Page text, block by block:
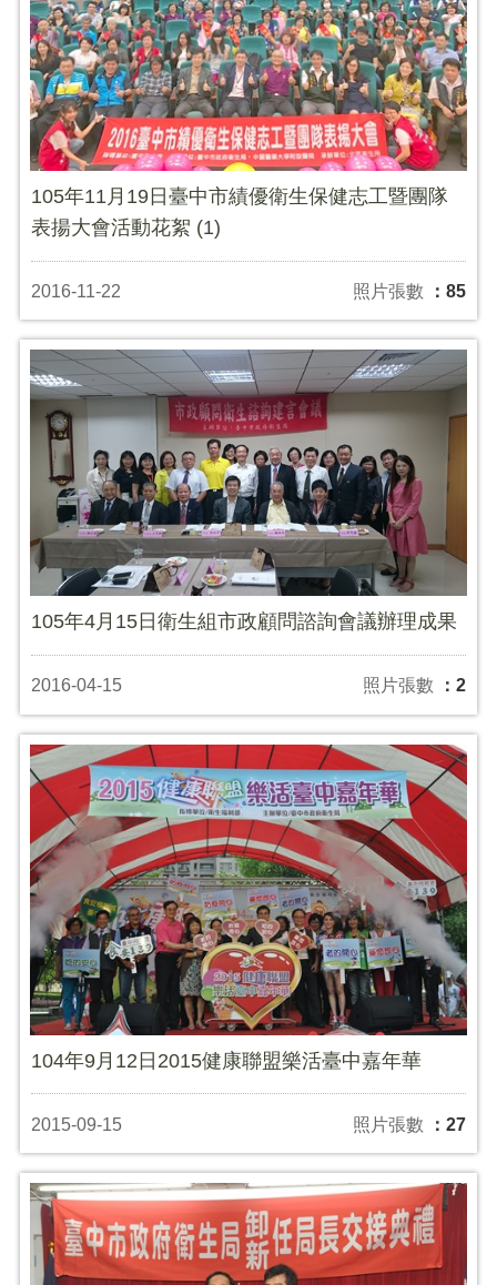
105年11月19日臺中市績優衛生保健志工暨團隊
表揚大會活動花絮 (1)
2016-11-22 照片張數 ：85
105年4月15日衛生組市政顧問諮詢會議辦理成果
2016-04-15 照片張數 ：2
104年9月12日2015健康聯盟樂活臺中嘉年華
2015-09-15 照片張數 ：27